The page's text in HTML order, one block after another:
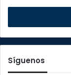
Síguenos